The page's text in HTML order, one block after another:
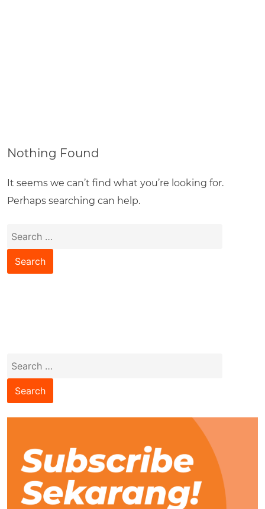
Nothing Found
It seems we can’t find what you’re looking for.
Perhaps searching can help.
Search
Search